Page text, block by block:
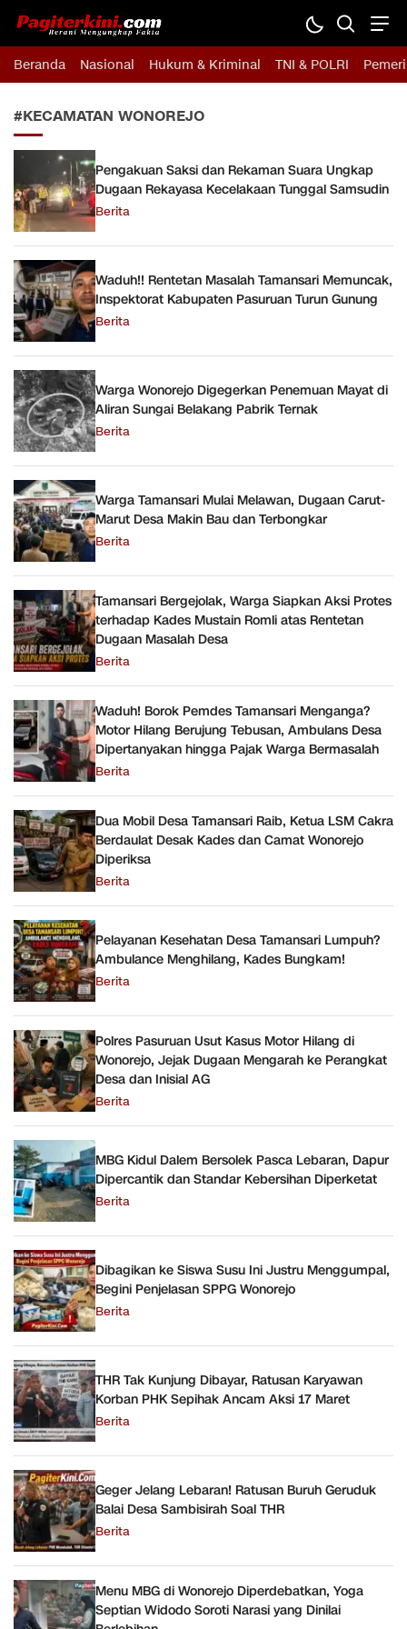
Pagiterkini.com
Berani Mengungkap Fakta
Beranda Nasional Hukum & Kriminal TNI & POLRI
#KECAMATAN WONOREJO
Pengakuan Saksi dan Rekaman Suara Ungkap
Dugaan Rekayasa Kecelakaan Tunggal Samsudin
Berita
Waduh!! Rentetan Masalah Tamansari Memuncak,
Inspektorat Kabupaten Pasuruan Turun Gunung
Berita
Warga Wonorejo Digegerkan Penemuan Mayat di
Aliran Sungai Belakang Pabrik Ternak
Berita
Warga Tamansari Mulai Melawan, Dugaan Carut-
Marut Desa Makin Bau dan Terbongkar
Berita
Tamansari Bergejolak, Warga Siapkan Aksi Protes
terhadap Kades Mustain Romli atas Rentetan
Dugaan Masalah Desa
Berita
Waduh! Borok Pemdes Tamansari Menganga?
Motor Hilang Berujung Tebusan, Ambulans Desa
Dipertanyakan hingga Pajak Warga Bermasalah
Berita
Dua Mobil Desa Tamansari Raib, Ketua LSM Cakra
Berdaulat Desak Kades dan Camat Wonorejo
Diperiksa
Berita
Pelayanan Kesehatan Desa Tamansari Lumpuh?
Ambulance Menghilang, Kades Bungkam!
Berita
Polres Pasuruan Usut Kasus Motor Hilang di
Wonorejo, Jejak Dugaan Mengarah ke Perangkat
Desa dan Inisial AG
Berita
MBG Kidul Dalem Bersolek Pasca Lebaran, Dapur
Dipercantik dan Standar Kebersihan Diperketat
Berita
Dibagikan ke Siswa Susu Ini Justru Menggumpal,
Begini Penjelasan SPPG Wonorejo
Berita
THR Tak Kunjung Dibayar, Ratusan Karyawan
Korban PHK Sepihak Ancam Aksi 17 Maret
Berita
Geger Jelang Lebaran! Ratusan Buruh Geruduk
Balai Desa Sambisirah Soal THR
Berita
Menu MBG di Wonorejo Diperdebatkan, Yoga
Septian Widodo Soroti Narasi yang Dinilai